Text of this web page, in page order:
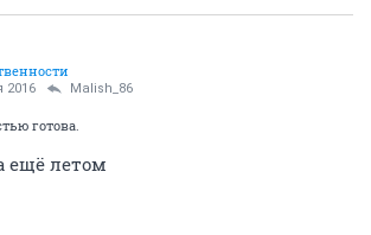
2016 Malish_86
готова.
ещё летом